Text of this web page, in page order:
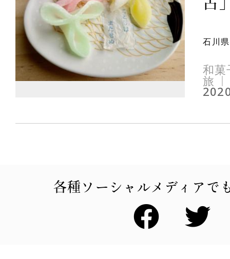
石川
和菓
旅
各種ソーシャルメディアで